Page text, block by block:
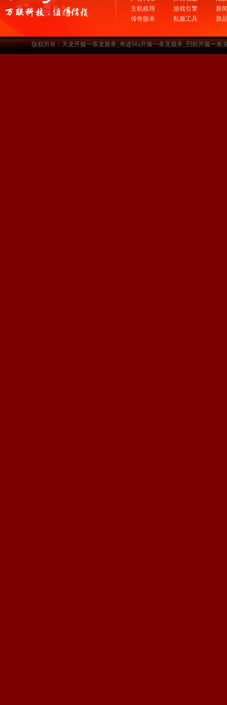
主机租用
传奇版本
游戏引擎
私服工具
新
新
版权所有：天龙开服一条龙服务_奇迹Mu开服一条龙服务_烈焰开服一条